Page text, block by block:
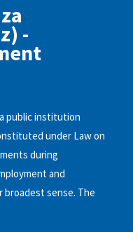
-
public institution
under Law on
during
and
broadest sense. The